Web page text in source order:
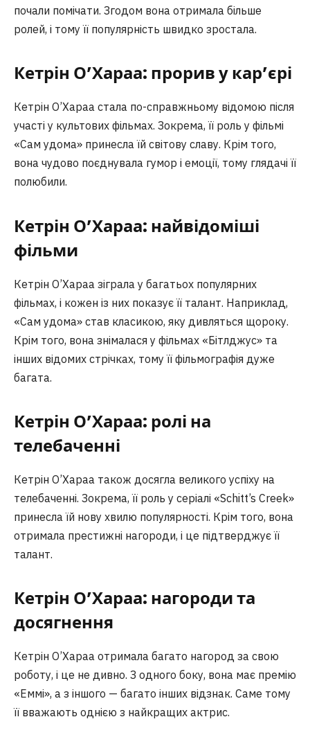
почали помічати. Згодом вона отримала більше
ролей, і тому її популярність швидко зростала.
Кетрін О’Хараа: прорив у кар’єрі
Кетрін О’Хараа стала по-справжньому відомою після
участі у культових фільмах. Зокрема, її роль у фільмі
«Сам удома» принесла їй світову славу. Крім того,
вона чудово поєднувала гумор і емоції, тому глядачі її
полюбили.
Кетрін О’Хараа: найвідоміші
фільми
Кетрін О’Хараа зіграла у багатьох популярних
фільмах, і кожен із них показує її талант. Наприклад,
«Сам удома» став класикою, яку дивляться щороку.
Крім того, вона знімалася у фільмах «Бітлджус» та
інших відомих стрічках, тому її фільмографія дуже
багата.
Кетрін О’Хараа: ролі на
телебаченні
Кетрін О’Хараа також досягла великого успіху на
телебаченні. Зокрема, її роль у серіалі «Schitt’s Creek»
принесла їй нову хвилю популярності. Крім того, вона
отримала престижні нагороди, і це підтверджує її
талант.
Кетрін О’Хараа: нагороди та
досягнення
Кетрін О’Хараа отримала багато нагород за свою
роботу, і це не дивно. З одного боку, вона має премію
«Еммі», а з іншого — багато інших відзнак. Саме тому
її вважають однією з найкращих актрис.